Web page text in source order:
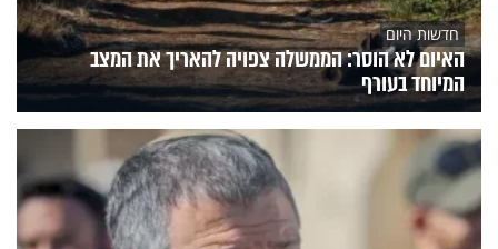
חדשות היום
האיום לא הוסר: הממשלה צפויה להאריך את המצב
המיוחד בעורף